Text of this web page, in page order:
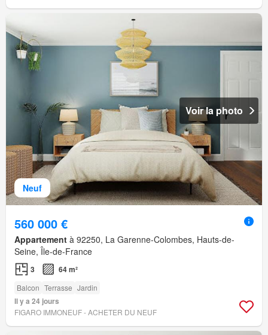
Neuf
Voir la photo
560 000 €
Appartement à 92250, La Garenne-Colombes, Hauts-de-
Seine, Île-de-France
3 64 m²
Balcon Terrasse Jardin
Il y a 24 jours
FIGARO IMMONEUF - ACHETER DU NEUF